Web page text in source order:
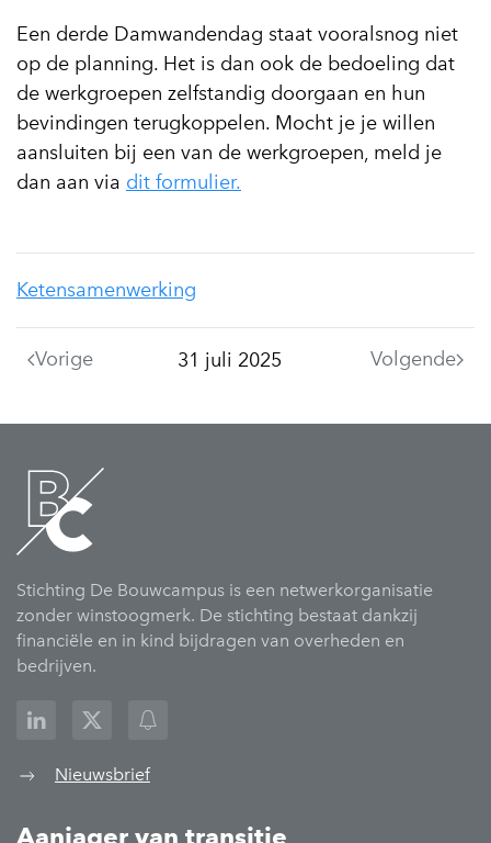
Een derde Damwandendag staat vooralsnog niet
op de planning. Het is dan ook de bedoeling dat
de werkgroepen zelfstandig doorgaan en hun
bevindingen terugkoppelen. Mocht je je willen
aansluiten bij een van de werkgroepen, meld je
dan aan via dit formulier.
Ketensamenwerking
Vorige Volgende
31 juli 2025
Stichting De Bouwcampus is een netwerkorganisatie
zonder winstoogmerk. De stichting bestaat dankzij
financiële en in kind bijdragen van overheden en
bedrijven.
Nieuwsbrief